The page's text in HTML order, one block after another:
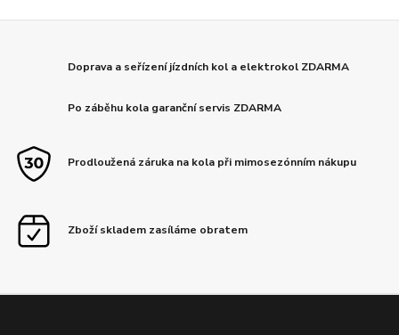
Doprava a seřízení jízdních kol a elektrokol ZDARMA
Po záběhu kola garanční servis ZDARMA
Prodloužená záruka na kola při mimosezónním nákupu
Zboží skladem zasíláme obratem